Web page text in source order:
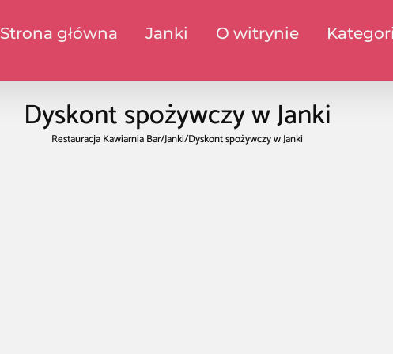
Strona główna Janki O witrynie
Dyskont spożywczy w Janki
Restauracja Kawiarnia Bar/Janki/Dyskont spożywczy w Janki